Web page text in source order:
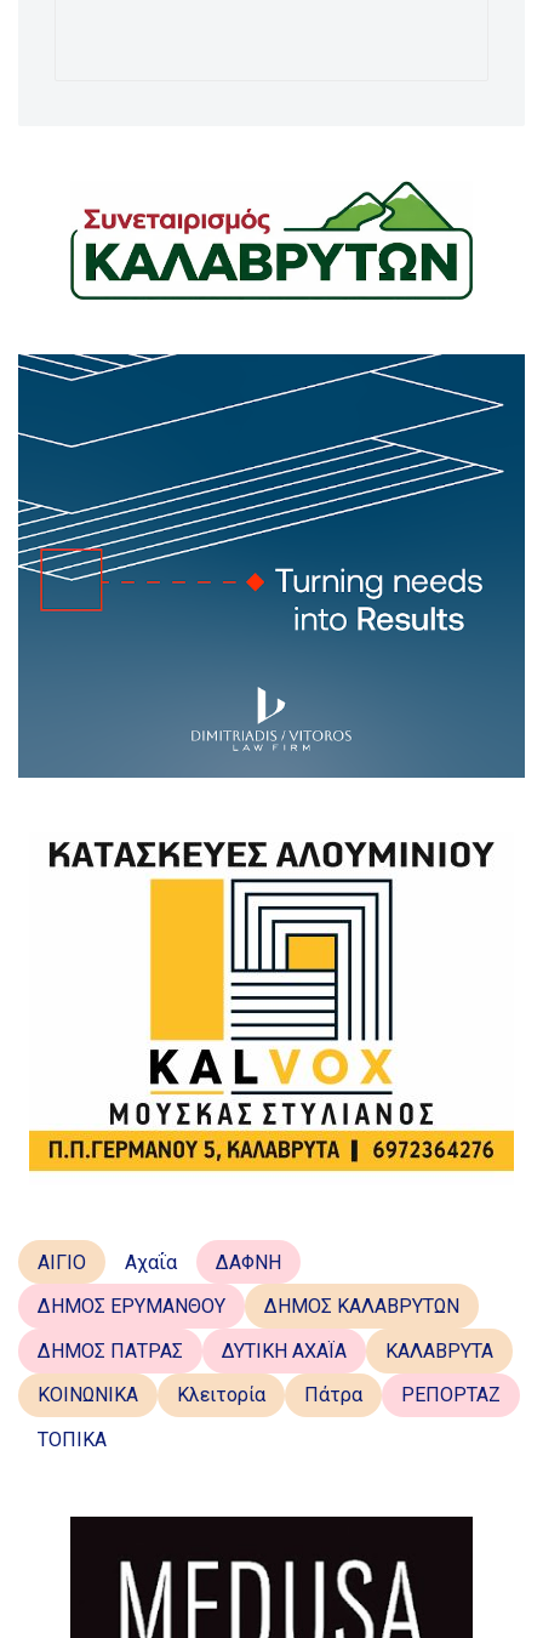
ΑΙΓΙΟ Αχαΐα
ΔΑΦΝΗ
ΔΗΜΟΣ ΕΡΥΜΑΝΘΟΥ
ΔΗΜΟΣ ΚΑΛΑΒΡΥΤΩΝ
ΔΗΜΟΣ ΠΑΤΡΑΣ
ΔΥΤΙΚΗ ΑΧΑΪΑ
ΚΑΛΑΒΡΥΤΑ
ΚΟΙΝΩΝΙΚΑ
Κλειτορία Πάτρα
ΡΕΠΟΡΤΑΖ
ΤΟΠΙΚΑ